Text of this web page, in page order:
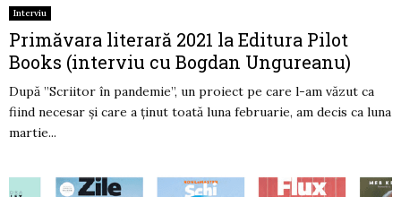
Interviu
Primăvara literară 2021 la Editura Pilot
Books (interviu cu Bogdan Ungureanu)
După ”Scriitor în pandemie”, un proiect pe care l-am văzut ca
fiind necesar și care a ținut toată luna februarie, am decis ca luna
martie...